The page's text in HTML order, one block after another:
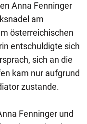
Anna Fenninger
am
österreichischen
entschuldigte sich
sich an die
kam nur aufgrund
zustande.
Fenninger und